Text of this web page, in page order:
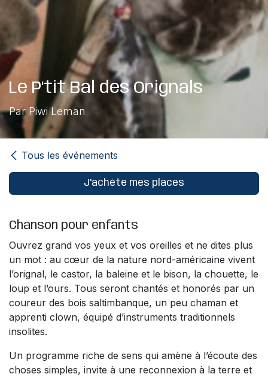
Le P'tit Bal des Orignals
Par Piwi Leman
Tous les événements
J'achète mes places
Chanson pour enfants
Ouvrez grand vos yeux et vos oreilles et ne dites plus
un mot : au cœur de la nature nord-américaine vivent
l’orignal, le castor, la baleine et le bison, la chouette, le
loup et l’ours. Tous seront chantés et honorés par un
coureur des bois saltimbanque, un peu chaman et
apprenti clown, équipé d’instruments traditionnels
insolites.
Un programme riche de sens qui amène à l’écoute des
choses simples, invite à une reconnexion à la terre et